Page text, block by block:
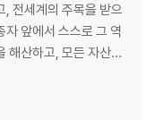
, 전세계의 주목을 받으
앞에서 스스로 그 역
해산하고, 모든 자산을
.” 이후 그는 어떤 조직
은 채 60여 년간 전 세